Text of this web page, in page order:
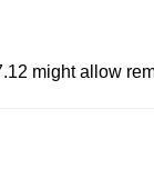
might allow